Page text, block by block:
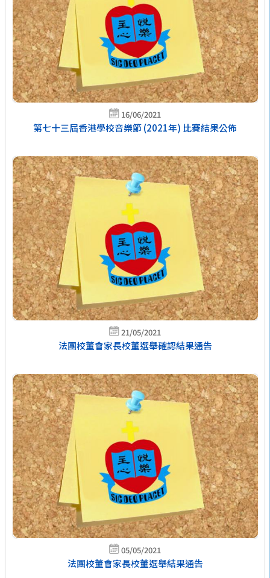
16/06/2021
第七十三屆香港學校音樂節 (2021年) 比賽結果公佈
21/05/2021
法團校董會家長校董選舉確認結果通告
05/05/2021
法團校董會家長校董選舉結果通告